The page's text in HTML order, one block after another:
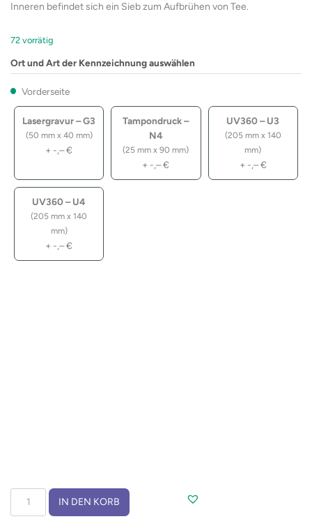
Inneren befindet sich ein Sieb zum Aufbrühen von Tee.
72 vorrätig
Ort und Art der Kennzeichnung auswählen
Vorderseite
Lasergravur – G3
(50 mm x 40 mm)
+ -,–€
Tampondruck –
N4
(25 mm x 90 mm)
+ -,–€
UV360 – U3
(205 mm x 140
mm)
+ -,–€
UV360 – U4
(205 mm x 140
mm)
+ -,–€
Thermoflasche
IN DEN KORB